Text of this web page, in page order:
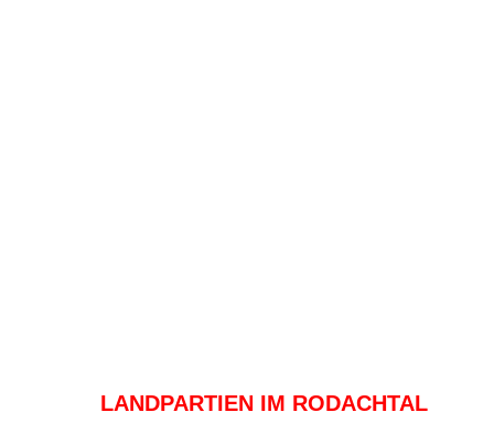
LANDPARTIEN IM RODACHTAL